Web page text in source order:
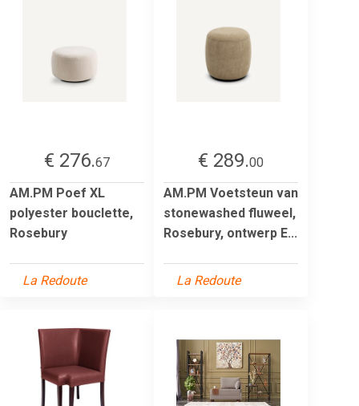
€ 276.67
AM.PM Poef XL
polyester bouclette,
Rosebury
La Redoute
€ 289.00
AM.PM Voetsteun van
stonewashed fluweel,
Rosebury, ontwerp E...
La Redoute